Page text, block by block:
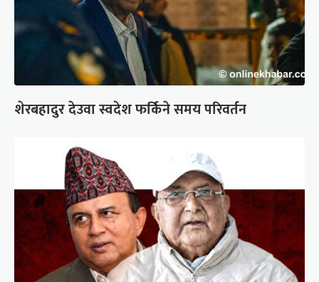
शेरबहादुर देउवा स्वदेश फर्किने समय परिवर्तन